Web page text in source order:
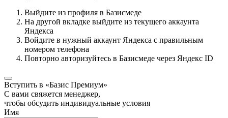
Выйдите из профиля в Базисмеде
На другой вкладке выйдите из текущего аккаунта
Яндекса
Войдите в нужный аккаунт Яндекса с правильным
номером телефона
Повторно авторизуйтесь в Базисмеде через Яндекс ID
Вступить в «Базис Премиум»
С вами свяжется менеджер,
чтобы обсудить индивидуальные условия
Имя